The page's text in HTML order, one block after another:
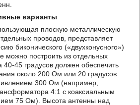
варианты
плоскую металлическую
проводов, представляет
биконического («двухконусного»)
можно построить из отдельных
40-45 градусов должен обеспечить
около 200 Ом или 20 градусов
300 Ом (например,
4:1 с коаксиальным
75 Ом). Высота антенны над